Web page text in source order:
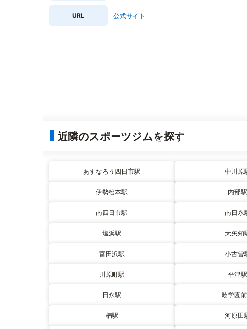
URL 公式サイト
近隣のスポーツジムを探す
あすなろう四日市駅 中川原
伊勢松本駅 内部駅
南四日市駅 南日永
塩浜駅 大矢知
富田浜駅 小古曽
川原町駅 平津駅
日永駅 暁学園
楠駅 河原田